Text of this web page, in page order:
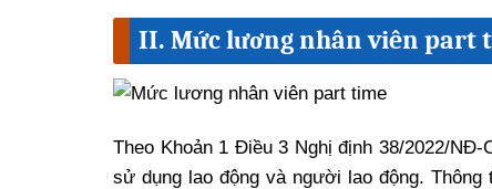
II. Mức lương nhân viên part
Theo Khoản 1 Điều 3 Nghị định 38/2022/
sử dụng lao động và người lao động.